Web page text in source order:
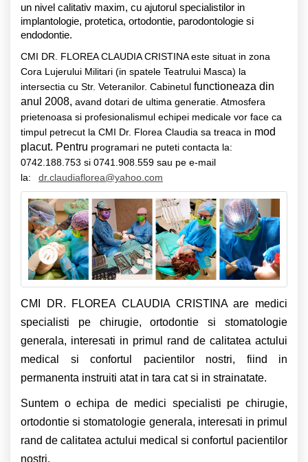
un nivel calitativ maxim, cu ajutorul specialistilor in
implantologie, protetica, ortodontie, parodontologie si
endodontie.
CMI DR. FLOREA CLAUDIA CRISTINA este situat in zona
Cora Lujerului Militari (in spatele Teatrului Masca) la
intersectia cu Str. Veteranilor. Cabinetul functioneaza din
anul 2008, avand dotari de ultima generatie. Atmosfera
prietenoasa si profesionalismul echipei medicale vor face ca
timpul petrecut la CMI Dr. Florea Claudia sa treaca in mod
placut. Pentru programari ne puteti contacta la:
0742.188.753 si 0741.908.559 sau pe e-mail
la:
dr.claudiaflorea@yahoo.com
CMI DR. FLOREA CLAUDIA CRISTINA are medici
specialisti pe chirugie, ortodontie si stomatologie
generala, interesati in primul rand de calitatea actului
medical si confortul pacientilor nostri, fiind in
permanenta instruiti atat in tara cat si in strainatate.
Suntem o echipa de medici specialisti pe chirugie,
ortodontie si stomatologie generala, interesati in primul
rand de calitatea actului medical si confortul pacientilor
nostri.